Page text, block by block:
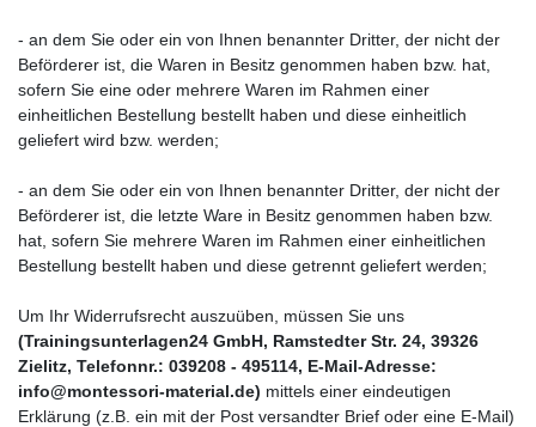
- an dem Sie oder ein von Ihnen benannter Dritter, der nicht der
Beförderer ist, die Waren in Besitz genommen haben bzw. hat,
sofern Sie eine oder mehrere Waren im Rahmen einer
einheitlichen Bestellung bestellt haben und diese einheitlich
geliefert wird bzw. werden;
- an dem Sie oder ein von Ihnen benannter Dritter, der nicht der
Beförderer ist, die letzte Ware in Besitz genommen haben bzw.
hat, sofern Sie mehrere Waren im Rahmen einer einheitlichen
Bestellung bestellt haben und diese getrennt geliefert werden;
Um Ihr Widerrufsrecht auszuüben, müssen Sie uns
(Trainingsunterlagen24 GmbH, Ramstedter Str. 24, 39326
Zielitz, Telefonnr.: 039208 - 495114, E-Mail-Adresse:
info@montessori-material.de) mittels einer eindeutigen
Erklärung (z.B. ein mit der Post versandter Brief oder eine E-Mail)